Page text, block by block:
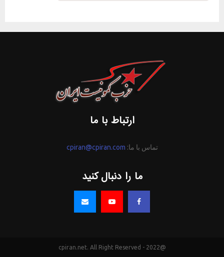
ارتباط با ما
تماس با ما: cpiran@cpiran.com
ما را دنبال کنید
@2022 - cpiran.net. All Right Reserved